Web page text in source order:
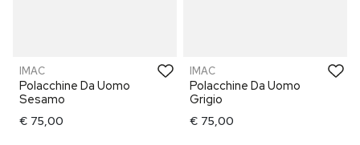
IMAC
Polacchine Da Uomo
Sesamo
€ 75,00
IMAC
Polacchine Da Uomo
Grigio
€ 75,00